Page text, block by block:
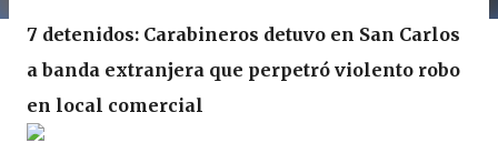
7 detenidos: Carabineros detuvo en San Carlos
a banda extranjera que perpetró violento robo
en local comercial